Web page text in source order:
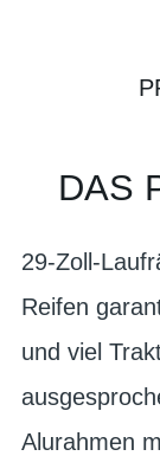
DAS
29-Zoll-
Reifen
und viel
Alurahmen